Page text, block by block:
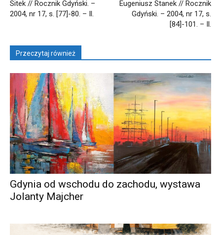
Sitek // Rocznik Gdyński. –
2004, nr 17, s. [77]-80. – Il.
Eugeniusz Stanek // Rocznik
Gdyński. – 2004, nr 17, s.
[84]-101. – Il.
Przeczytaj również
Gdynia od wschodu do zachodu, wystawa
Jolanty Majcher